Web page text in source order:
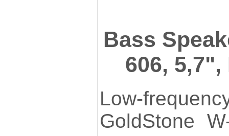
Bass
606,
Low-
GoldStone